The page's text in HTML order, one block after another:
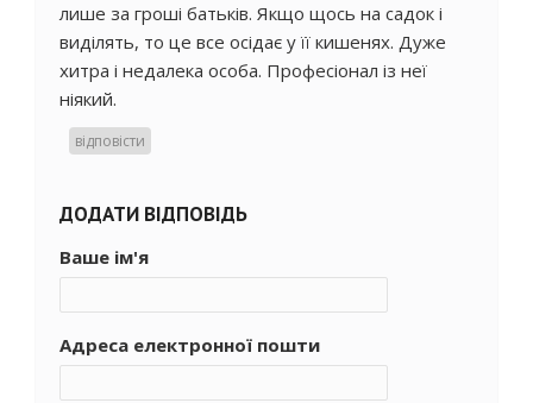
лише за гроші батьків. Якщо щось на садок і
виділять, то це все осідає у її кишенях. Дуже
хитра і недалека особа. Професіонал із неї
ніякий.
відповісти
ДОДАТИ ВІДПОВІДЬ
Ваше ім'я
Адреса електронної пошти